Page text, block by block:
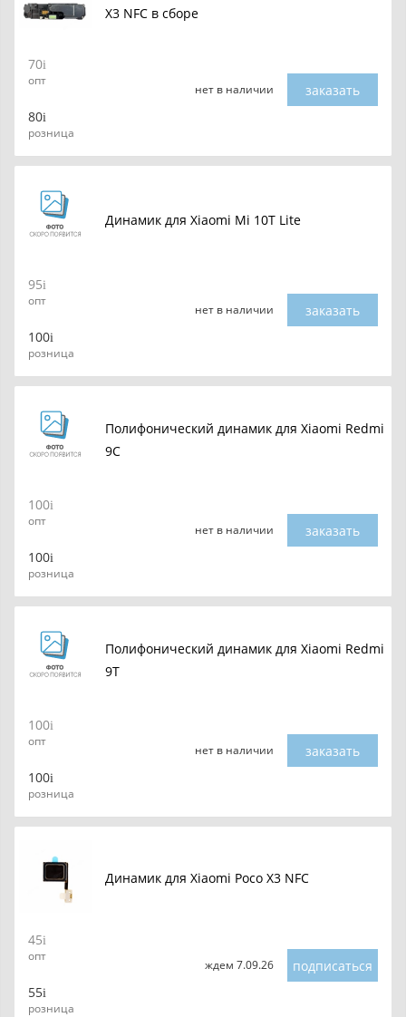
X3 NFC в сборе
70
опт
80
розница
нет в наличии заказать
Динамик для Xiaomi Mi 10T Lite
95
опт
100
розница
нет в наличии заказать
Полифонический динамик для Xiaomi Redmi
9C
100
опт
100
розница
нет в наличии заказать
Полифонический динамик для Xiaomi Redmi
9T
100
опт
100
розница
нет в наличии заказать
Динамик для Xiaomi Poco X3 NFC
45
опт
55
розница
ждем 7.09.26 подписаться